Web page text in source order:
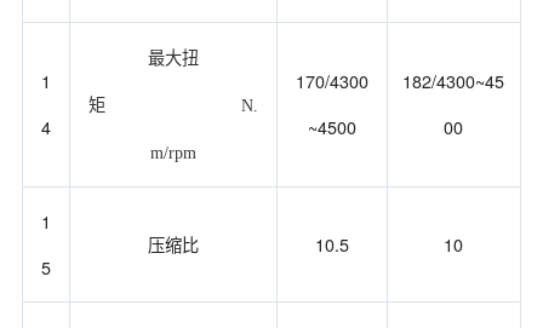
1
4
最大扭
矩 N.
m/rpm
170/4300
~4500
182/4300~45
00
1
5
压缩比 10.5 10